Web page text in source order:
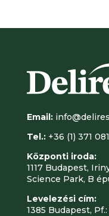
Email:
Tel.:+36 (1) 371
Központi iroda:
1117 Budapest,
Science Park, B
Levelezési cím:
1385 Budapest,